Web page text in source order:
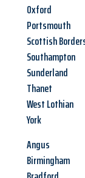
Oxford
Portsmouth
Scottish
Southampton
Sunderland
Thanet
West Lothian
York
Angus
Birmingham